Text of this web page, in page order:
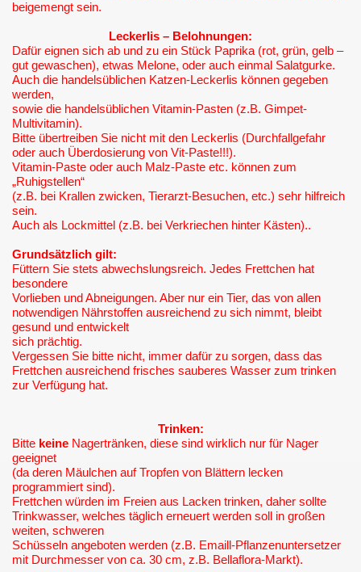
beigemengt sein.
Leckerlis – Belohnungen:
Dafür eignen sich ab und zu ein Stück Paprika (rot, grün, gelb –
gut gewaschen), etwas Melone, oder auch einmal Salatgurke.
Auch die handelsüblichen Katzen-Leckerlis können gegeben
werden,
sowie die handelsüblichen Vitamin-Pasten (z.B. Gimpet-
Multivitamin).
Bitte übertreiben Sie nicht mit den Leckerlis (Durchfallgefahr
oder auch Überdosierung von Vit-Paste!!!).
Vitamin-Paste oder auch Malz-Paste etc. können zum
„Ruhigstellen“
(z.B. bei Krallen zwicken, Tierarzt-Besuchen, etc.) sehr hilfreich
sein.
Auch als Lockmittel (z.B. bei Verkriechen hinter Kästen)..
Grundsätzlich gilt:
Füttern Sie stets abwechslungsreich. Jedes Frettchen hat
besondere
Vorlieben und Abneigungen. Aber nur ein Tier, das von allen
notwendigen Nährstoffen ausreichend zu sich nimmt, bleibt
gesund und entwickelt
sich prächtig.
Vergessen Sie bitte nicht, immer dafür zu sorgen, dass das
Frettchen ausreichend frisches sauberes Wasser zum trinken
zur Verfügung hat.
Trinken:
Bitte keine Nagertränken, diese sind wirklich nur für Nager
geeignet
(da deren Mäulchen auf Tropfen von Blättern lecken
programmiert sind).
Frettchen würden im Freien aus Lacken trinken, daher sollte
Trinkwasser, welches täglich erneuert werden soll in großen
weiten, schweren
Schüsseln angeboten werden (z.B. Emaill-Pflanzenuntersetzer
mit Durchmesser von ca. 30 cm, z.B. Bellaflora-Markt).